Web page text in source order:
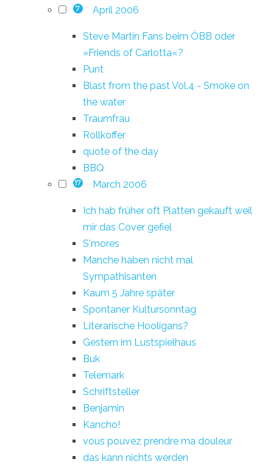
7 April 2006
Steve Martin Fans beim ÖBB oder
»Friends of Carlotta«?
Punt
Blast from the past Vol.4 - Smoke on
the water
Traumfrau
Rollkoffer
quote of the day
BBQ
17 March 2006
Ich hab früher oft Platten gekauft weil
mir das Cover gefiel
S'mores
Manche haben nicht mal
Sympathisanten
Kaum 5 Jahre später
Spontaner Kultursonntag
Literarische Hooligans?
Gestern im Lustspielhaus
Buk
Telemark
Schriftsteller
Benjamin
Kancho!
vous pouvez prendre ma douleur
das kann nichts werden